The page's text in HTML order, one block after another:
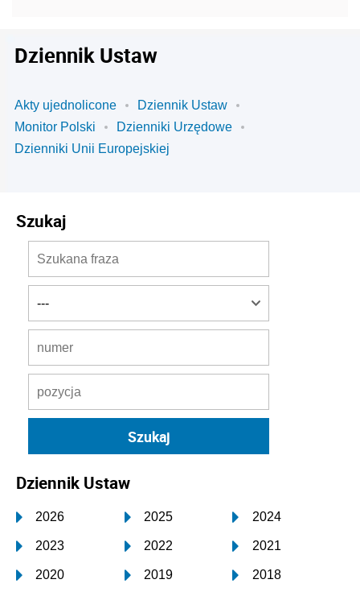
Dziennik Ustaw
Akty ujednolicone
Dziennik Ustaw
Monitor Polski
Dzienniki Urzędowe
Dzienniki Unii Europejskiej
Szukaj
Dziennik Ustaw
2026 2025 2024
2023 2022 2021
2020 2019 2018